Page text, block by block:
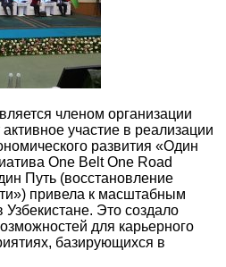
членом организации
участие в реализации
развития «Один
One Belt One Road
Путь (восстановление
привела к масштабным
Это создало
для карьерного
базирующихся в